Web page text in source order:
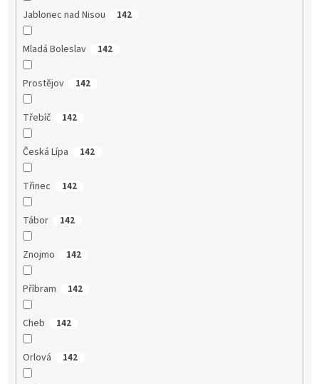
Jablonec nad Nisou 142
Mladá Boleslav 142
Prostějov 142
Třebíč 142
Česká Lípa 142
Třinec 142
Tábor 142
Znojmo 142
Příbram 142
Cheb 142
Orlová 142